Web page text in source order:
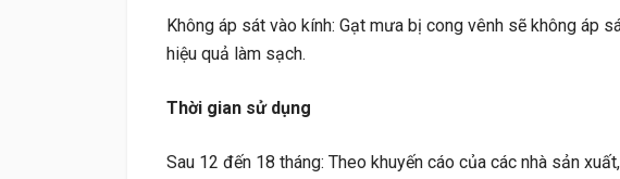
Không áp sát vào kính: Gạt mưa bị cong vênh sẽ không áp
hiệu quả làm sạch.
Thời gian sử dụng
Sau 12 đến 18 tháng: Theo khuyến cáo của các nhà sản